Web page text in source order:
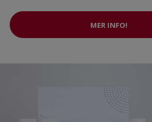
MER INFO!